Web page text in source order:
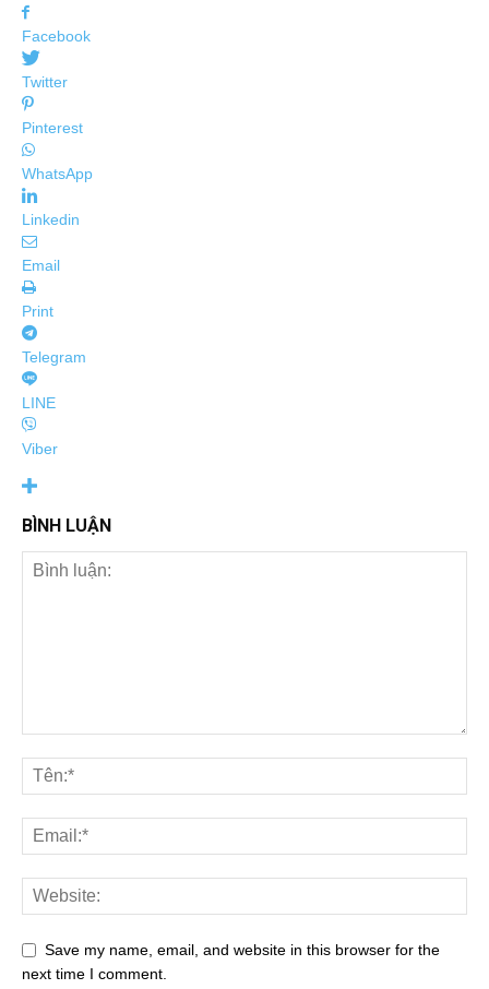
Facebook
Twitter
Pinterest
WhatsApp
Linkedin
Email
Print
Telegram
LINE
Viber
BÌNH LUẬN
Save my name, email, and website in this browser for the
next time I comment.